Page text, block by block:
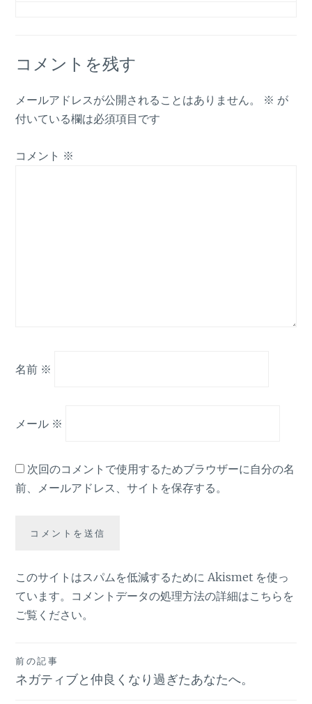
コメントを残す
メールアドレスが公開されることはありません。 ※ が
付いている欄は必須項目です
コメント ※
名前 ※
メール ※
次回のコメントで使用するためブラウザーに自分の名
前、メールアドレス、サイトを保存する。
このサイトはスパムを低減するために Akismet を使っ
ています。 コメントデータの処理方法の詳細はこちらを
ご覧ください。
投
稿
前の記事
ネガティブと仲良くなり過ぎたあなたへ。